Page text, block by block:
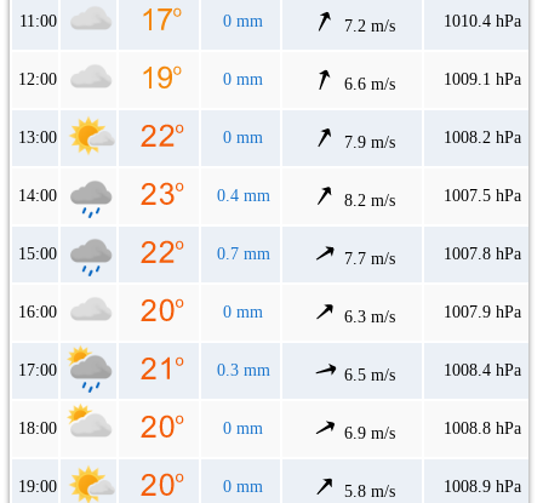
11:00 0 mm 7.2 m/s 1010.4 hPa
12:00 0 mm 6.6 m/s 1009.1 hPa
13:00 0 mm 7.9 m/s 1008.2 hPa
14:00 0.4 mm 8.2 m/s 1007.5 hPa
15:00 0.7 mm 7.7 m/s 1007.8 hPa
16:00 0 mm 6.3 m/s 1007.9 hPa
17:00 0.3 mm 6.5 m/s 1008.4 hPa
18:00 0 mm 6.9 m/s 1008.8 hPa
19:00 0 mm 5.8 m/s 1008.9 hPa